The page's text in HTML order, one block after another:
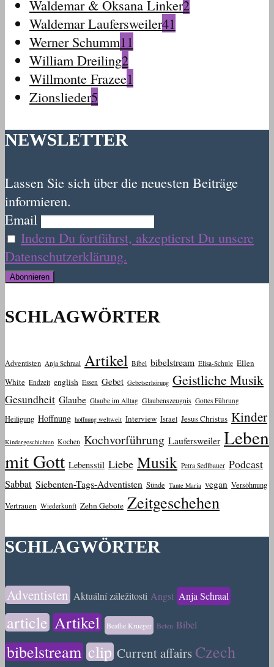
Waldemar & Oksana Linker2
Waldemar Laufersweiler41
Werner Schumm11
William Dreiling2
Willmonte Frazee1
Zionslieder5
NEWSLETTER
Lassen Sie sich über die neuesten Beiträge
informieren.
Email
Indem Du fortfährst, akzeptierst Du unsere
Datenschutzerklärung.
SCHLAGWÖRTER
Adventisten Anja Schraal Artikel Bibel bibelstream Elisa-Schule Ellen
White Endzeit english Essen Gebet Gebetserhörung Geistliche Musik
Gesundheit Glaube Glaube im Alltag Glaubenszeugnis Gottes Führung
Heiligung Hoffnung hoffnung weltweit Interview Israel Jesus Christus Kinder
Kindergeschichten Kochen Kochvorführung Laufersweiler Leben
mit Gott Lebensstil Liebe Musik Petra Sedlbauer Podcast
Sabbat Siebenten-Tags-Adventisten Sünde Tante Maria vegan Versöhnung
Vertrauen Wiederkunft Zehn Gebote Zeitgeschehen
SCHLAGWÖRTER
Adventisten Aktuální záležitosti Angst Anja Schraal
article Artikel Beathe Krueger Beten Bibel
bibelstream clip Current affairs Czech